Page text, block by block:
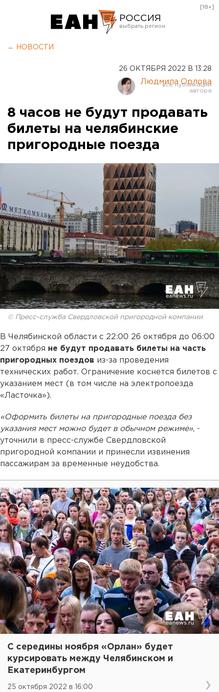
РОССИЯ
Курган
Оренбург
[18+]
← НОВОСТИ
26 ОКТЯБРЯ 2022 В 13:28
Людмила Орлова
8 часов не будут продавать
билеты на челябинские
пригородные поезда
© Пресс-служба Свердловской пригородной компании
В Челябинской области с 22:00 26 октября до 06:00
27 октября не будут продавать билеты на часть
пригородных поездов из-за проведения
технических работ. Ограничение коснется билетов с
указанием мест (в том числе на электропоезда
«Ласточка»).
«Оформить билеты на пригородные поезда без
указания мест можно будет в обычном режиме», -
уточнили в пресс-службе Свердловской
пригородной компании и принесли извинения
пассажирам за временные неудобства.
С середины ноября «Орлан» будет
курсировать между Челябинском и
Екатеринбургом
25 октября 2022 в 16:00